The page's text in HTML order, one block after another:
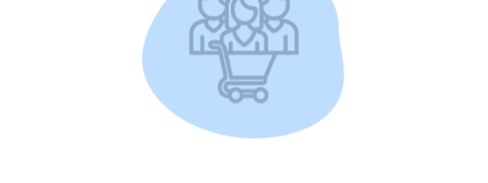
Exclusives per a clients
MÉS INFORMACIÓ